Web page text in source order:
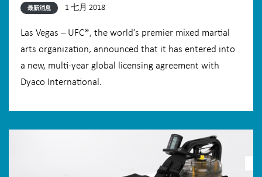
最新消息 1 七月 2018
Las Vegas – UFC®, the world’s premier mixed martial
arts organization, announced that it has entered into
a new, multi-year global licensing agreement with
Dyaco International.